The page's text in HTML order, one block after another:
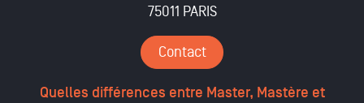
75011 PARIS
Contact
Quelles différences entre Master, Mastère et